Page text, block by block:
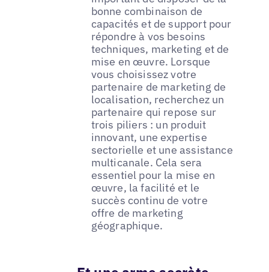
bonne combinaison de
capacités et de support pour
répondre à vos besoins
techniques, marketing et de
mise en œuvre. Lorsque
vous choisissez votre
partenaire de marketing de
localisation, recherchez un
partenaire qui repose sur
trois piliers : un produit
innovant, une expertise
sectorielle et une assistance
multicanale. Cela sera
essentiel pour la mise en
œuvre, la facilité et le
succès continu de votre
offre de marketing
géographique.